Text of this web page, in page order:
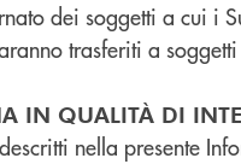
dei soggetti a cui i
trasferiti a
IN QUALITÀ DI
nella presente